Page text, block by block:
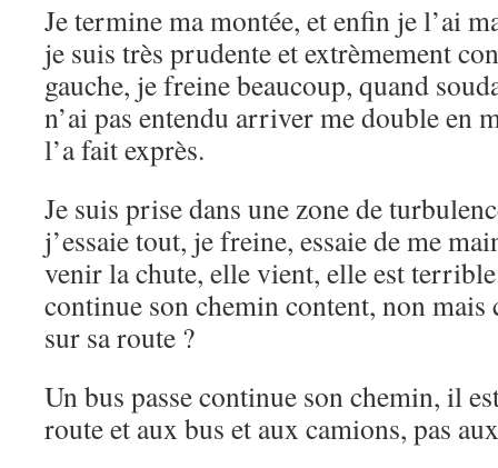
Je termine ma montée, et enfin je l’ai
je suis très prudente et extrèmement
gauche, je freine beaucoup, quand
n’ai pas entendu arriver me double en
l’a fait exprès.
Je suis prise dans une zone de
j’essaie tout, je freine, essaie de me
venir la chute, elle vient, elle est
continue son chemin content, non mais
sur sa route ?
Un bus passe continue son chemin, il
route et aux bus et aux camions, pas